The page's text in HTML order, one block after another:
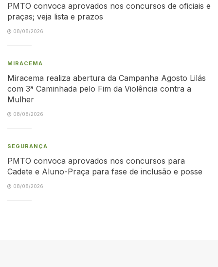
PMTO convoca aprovados nos concursos de oficiais e
praças; veja lista e prazos
08/08/2026
MIRACEMA
Miracema realiza abertura da Campanha Agosto Lilás
com 3ª Caminhada pelo Fim da Violência contra a
Mulher
08/08/2026
SEGURANÇA
PMTO convoca aprovados nos concursos para
Cadete e Aluno-Praça para fase de inclusão e posse
08/08/2026